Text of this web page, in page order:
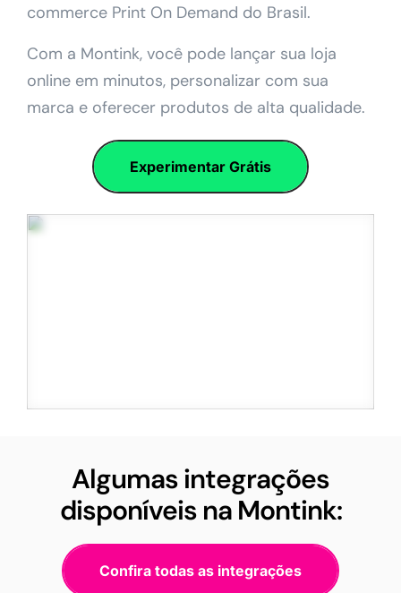
commerce Print On Demand do Brasil.
Com a Montink, você pode lançar sua loja
online em minutos, personalizar com sua
marca e oferecer produtos de alta qualidade.
Experimentar Grátis
Algumas integrações
disponíveis na Montink:
Confira todas as integrações